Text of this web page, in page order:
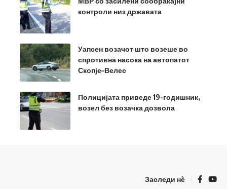
контроли низ државата
Уапсен возачот што возеше во
спротивна насока на автопатот
Скопје–Велес
Полицијата приведе 19-годишник,
возел без возачка дозвола
Заследи нѐ